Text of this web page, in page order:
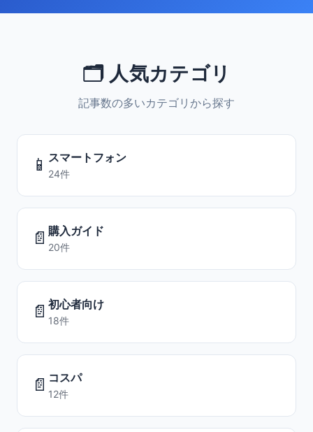
🗂️ 人気カテゴリ
記事数の多いカテゴリから探す
📱 スマートフォン
24件
📄 購入ガイド
20件
📄 初心者向け
18件
📄 コスパ
12件